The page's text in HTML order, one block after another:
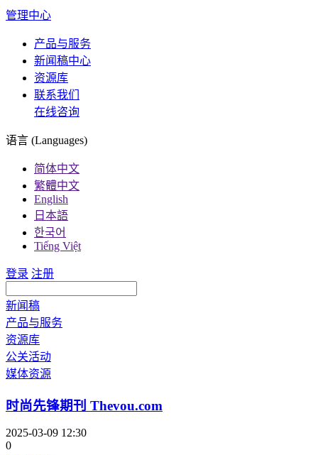
管理中心
产品与服务
新闻稿中心
资源库
联系我们
在线咨询
语言 (Languages)
简体中文
繁體中文
English
日本語
한국어
Tiếng Việt
登录 注册
新闻稿
产品与服务
资源库
公关活动
媒体资源
时尚先锋期刊 Thevou.com
2025-03-09 12:30
0